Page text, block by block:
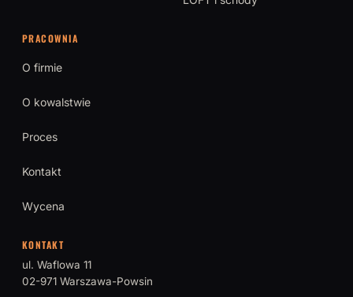
PRACOWNIA
O firmie
O kowalstwie
Proces
Kontakt
Wycena
KONTAKT
ul. Waflowa 11
02-971 Warszawa-Powsin